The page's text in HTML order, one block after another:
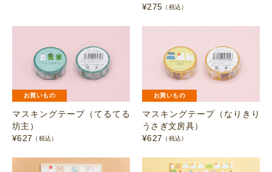
¥275 （税込）
お買いもの
マスキングテープ（てるてる
坊主）
¥627 （税込）
お買いもの
マスキングテープ（なりきり
うさぎ文房具）
¥627 （税込）